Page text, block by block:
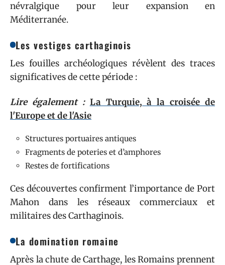
névralgique pour leur expansion en
Méditerranée.
Les vestiges carthaginois
Les fouilles archéologiques révèlent des traces
significatives de cette période :
Lire également : La Turquie, à la croisée de
l'Europe et de l'Asie
Structures portuaires antiques
Fragments de poteries et d’amphores
Restes de fortifications
Ces découvertes confirment l’importance de Port
Mahon dans les réseaux commerciaux et
militaires des Carthaginois.
La domination romaine
Après la chute de Carthage, les Romains prennent